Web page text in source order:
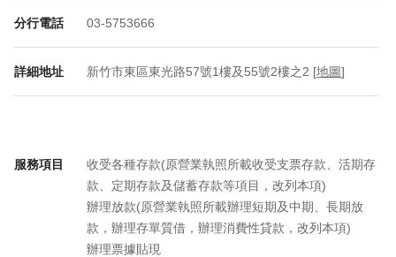
分行電話 03-5753666
詳細地址 新竹市東區東光路57號1樓及55號2樓之2 [地圖]
服務項目
收受各種存款(原營業執照所載收受支票存款、活期存
款、定期存款及儲蓄存款等項目，改列本項)
辦理放款(原營業執照所載辦理短期及中期、長期放
款，辦理存單質借，辦理消費性貸款，改列本項)
辦理票據貼現